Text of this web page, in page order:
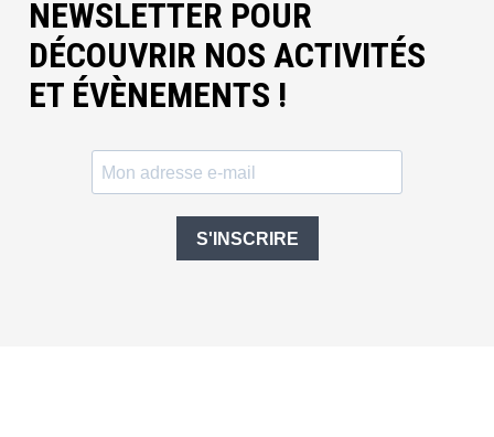
NEWSLETTER POUR
DÉCOUVRIR NOS ACTIVITÉS
ET ÉVÈNEMENTS !
S'INSCRIRE